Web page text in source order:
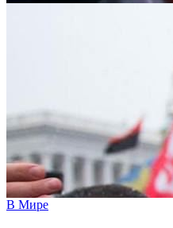
В Мире